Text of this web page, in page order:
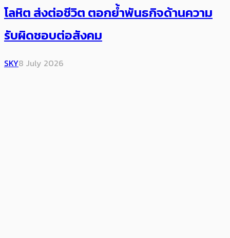
โลหิต ส่งต่อชีวิต ตอกย้ำพันธกิจด้านความ
รับผิดชอบต่อสังคม
SKY8 July 2026